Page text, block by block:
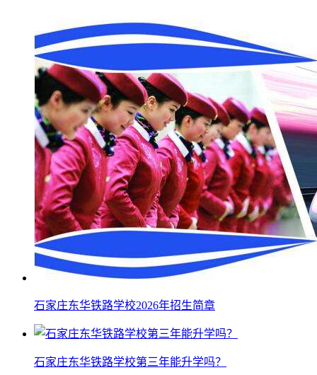
石家庄东华铁路学校2026年招生简章
石家庄东华铁路学校第三年能升学吗？